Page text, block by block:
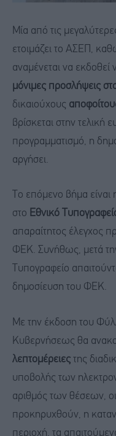
Μία από τις
ετοιμάζει το ΑΣΕΠ,
αναμένεται να εκδοθεί
μόνιμες προσλήψεις
δικαιούχους
βρίσκεται στην τελική
προγραμματισμό, η
αργήσει.
Το επόμενο βήμα
στο Εθνικό
απαραίτητος έλεγχος
ΦΕΚ. Συνήθως, μετά
Τυπογραφείο
δημοσίευση του ΦΕΚ.
Με την έκδοση του
Κυβερνήσεως θα
λεπτομέρειες της
υποβολής των
αριθμός των θέσεων,
προκηρυχθούν, η
περιοχή, τα